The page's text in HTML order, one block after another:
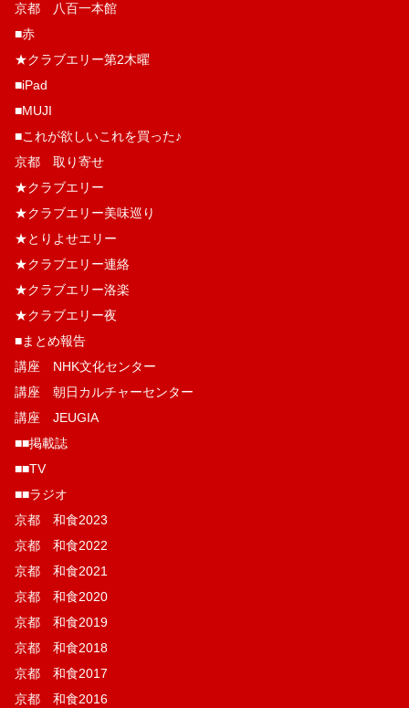
京都 八百一本館
■赤
★クラブエリー第2木曜
■iPad
■MUJI
■これが欲しいこれを買った♪
京都 取り寄せ
★クラブエリー
★クラブエリー美味巡り
★とりよせエリー
★クラブエリー連絡
★クラブエリー洛楽
★クラブエリー夜
■まとめ報告
講座 NHK文化センター
講座 朝日カルチャーセンター
講座 JEUGIA
■■掲載誌
■■TV
■■ラジオ
京都 和食2023
京都 和食2022
京都 和食2021
京都 和食2020
京都 和食2019
京都 和食2018
京都 和食2017
京都 和食2016